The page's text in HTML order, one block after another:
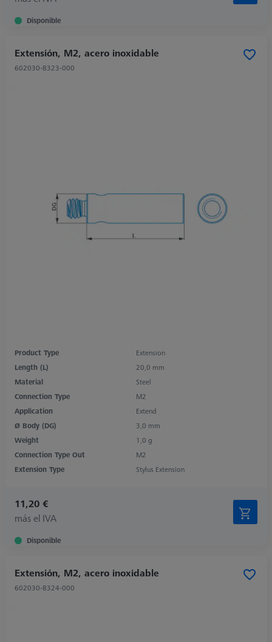
Disponible
Extensión, M2, acero inoxidable
602030-8323-000
Product Type
Extension
Length (L)
20,0 mm
Material
Steel
Connection Type
M2
Application
Extend
Ø Body (DG)
3,0 mm
Weight
1,0 g
Connection Type Out
M2
Extension Type
Stylus Extension
11,20 €
más el IVA
Disponible
Extensión, M2, acero inoxidable
602030-8324-000